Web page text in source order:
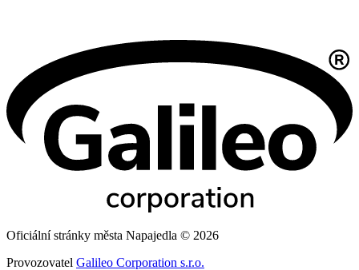
Oficiální stránky města Napajedla © 2026
Provozovatel Galileo Corporation s.r.o.